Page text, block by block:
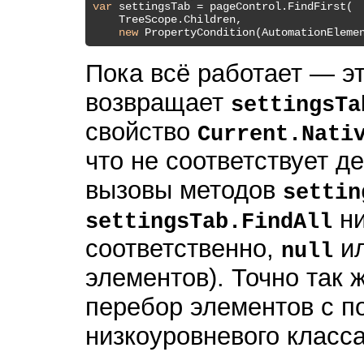
var settingsTab = pageControl.FindFirst(
    TreeScope.Children,
new
Пока всё работает —
возвращает
свойство
что не соответствует
вызовы методов
settingsTab.FindAll
соответственно, null
элементов). Точно так
перебор элементов с
низкоуровневого